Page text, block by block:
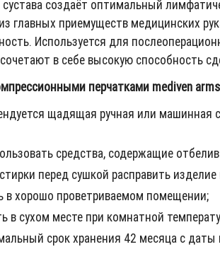
сустава создаёт оптимальный
главных приемуществ медицинских
Используется для
в себе высокую способность
перчатками mediven
щадящая ручная или машинная
средства, содержащие
перед сушкой расправить
в хорошо проветриваемом помещении;
в сухом месте при комнатной
срок хранения 42 месяца с даты